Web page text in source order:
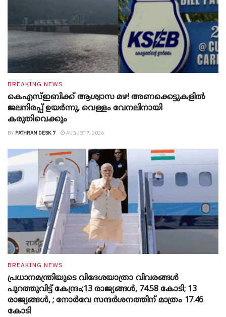
BREAKING NEWS
കെഎസ്ഇബിക്ക് ആശ്വാസ മഴ! അണക്കെട്ടുകളിൽ
ജലനിരപ്പ് ഉയർന്നു, വെള്ളം വേനലിനായി
കരുതിവെക്കും
BY PATHRAM DESK 7 AUGUST 7, 2026
BREAKING NEWS
പ്രധാനമന്ത്രിയുടെ വിദേശയാത്രാ വിവരങ്ങൾ
പുറത്തുവിട്ട് കേന്ദ്രം;13 രാജ്യങ്ങൾ, 74.58 കോടി; 13
രാജ്യങ്ങൾ, ; നോർവേ സന്ദർശനത്തിന് മാത്രം 17.46
കോടി